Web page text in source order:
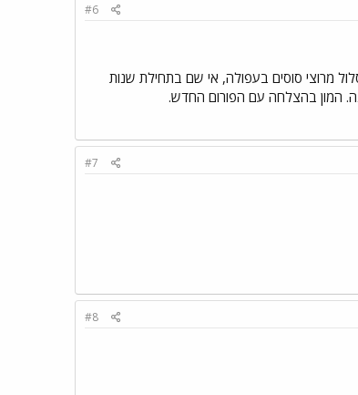
#6
מרוצי סוסים בעפולה, אי שם בתחילת שנות
המון בהצלחה עם הפורום החדש.
#7
#8